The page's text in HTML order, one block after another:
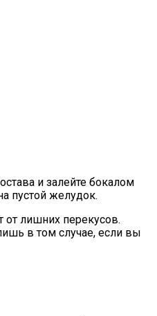
и залейте бокалом
пустой желудок.
от лишних перекусов.
в том случае, если вы